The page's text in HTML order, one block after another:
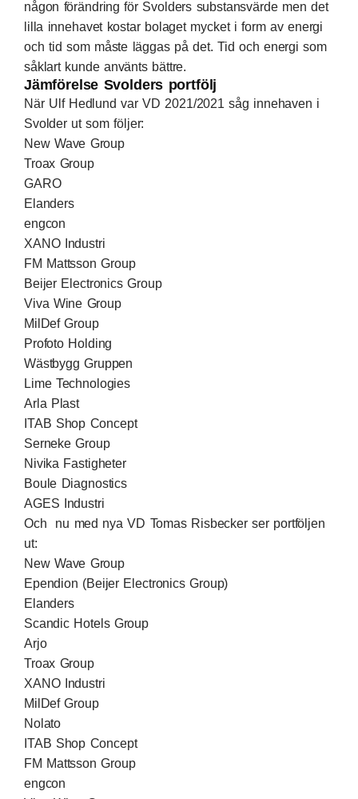
någon förändring för Svolders substansvärde men det
lilla innehavet kostar bolaget mycket i form av energi
och tid som måste läggas på det. Tid och energi som
såklart kunde använts bättre.
Jämförelse Svolders portfölj
När Ulf Hedlund var VD 2021/2021 såg innehaven i
Svolder ut som följer:
New Wave Group
Troax Group
GARO
Elanders
engcon
XANO Industri
FM Mattsson Group
Beijer Electronics Group
Viva Wine Group
MilDef Group
Profoto Holding
Wästbygg Gruppen
Lime Technologies
Arla Plast
ITAB Shop Concept
Serneke Group
Nivika Fastigheter
Boule Diagnostics
AGES Industri
Och nu med nya VD Tomas Risbecker ser portföljen
ut:
New Wave Group
Ependion (Beijer Electronics Group)
Elanders
Scandic Hotels Group
Arjo
Troax Group
XANO Industri
MilDef Group
Nolato
ITAB Shop Concept
FM Mattsson Group
engcon